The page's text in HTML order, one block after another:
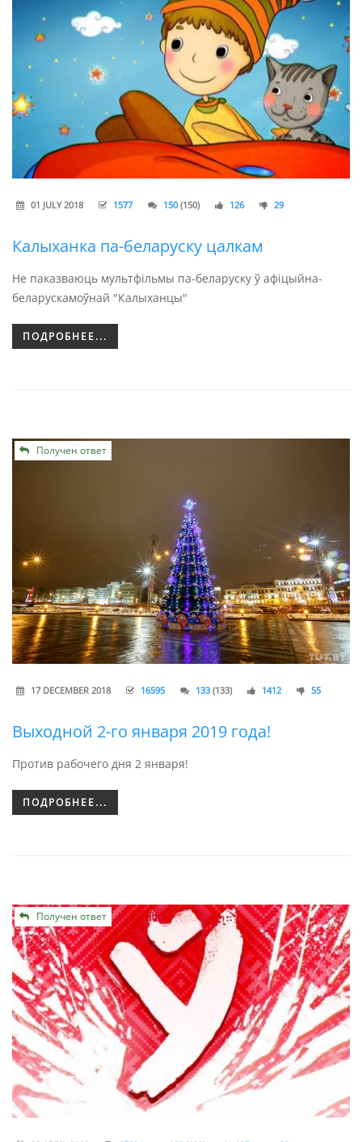
01 JULY 2018 1577 150 (150) 126 29
Калыханка па-беларуску цалкам
Не паказваюць мультфільмы па-беларуску ў афіцыйна-
беларускамоўнай "Калыханцы"
ПОДРОБНЕЕ...
Получен ответ
17 DECEMBER 2018 16595 133 (133) 1412 55
Выходной 2-го января 2019 года!
Против рабочего дня 2 января!
ПОДРОБНЕЕ...
Получен ответ